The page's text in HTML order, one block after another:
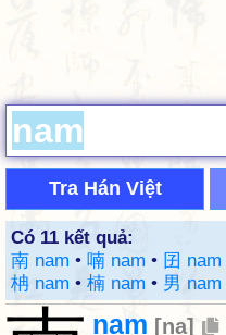
Tra Hán Việt
Có 11 kết quả:
南 nam • 喃 nam • 囝 nam
柟 nam • 楠 nam • 男 nam
nam [na]